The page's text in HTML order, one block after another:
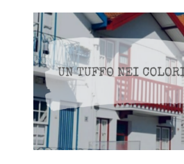
Stile
coastal